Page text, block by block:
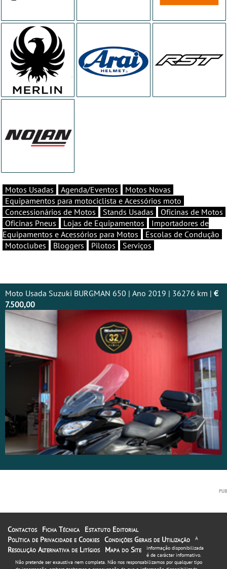
Motos Usadas Agenda/Eventos
Motos Novas
Equipamentos para motociclista e Acessórios moto
Concessionários de Motos
Stands Usadas
Oficinas de Motos
Oficinas Pneus
Lojas de Equipamentos
Importadores de
Equipamentos e Acessórios para Motos
Escolas de Condução
Motoclubes
Bloggers Pilotos Serviços
Moto Usada Suzuki BURGMAN 650 | Ano 2019 | 36276 km | €
7.500,00
Contactos Ficha Técnica
Estatuto Editorial
Política de Privacidade e Cookies Condições Gerais de Utilização
Resolução Alternativa de Litígios
Mapa do Site
A
informação disponibilizada
é de carácter informativo.
Não pretende ser exaustiva nem completa. Não nos responsabilizamos por qualquer tipo